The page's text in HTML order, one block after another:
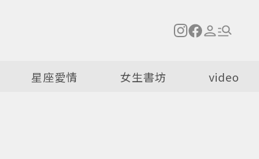
星座愛情 女生書坊 video